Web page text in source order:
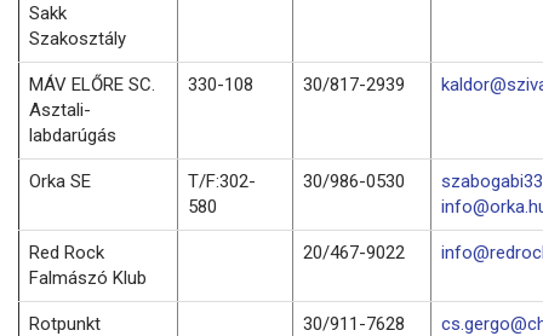
Sakk
Szakosztály
MÁV ELŐRE SC.
Asztali-
labdarúgás
330-108 30/817-2939
Orka SE
T/F:302-
580
30/986-0530
Red Rock
Falmászó Klub
20/467-9022
Rotpunkt
30/911-7628